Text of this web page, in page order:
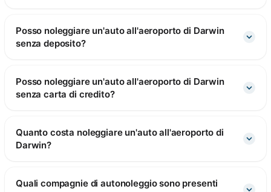
Posso noleggiare un'auto all'aeroporto di Darwin
senza deposito?
Posso noleggiare un'auto all'aeroporto di Darwin
senza carta di credito?
Quanto costa noleggiare un'auto all'aeroporto di
Darwin?
Quali compagnie di autonoleggio sono presenti